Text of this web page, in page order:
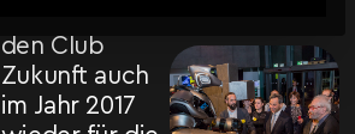
den Club
Zukunft auch
im Jahr 2017